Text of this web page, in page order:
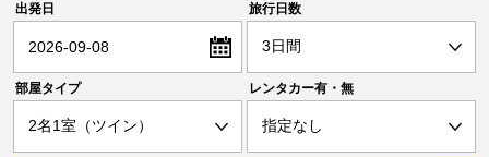
出発日
2026-09-08
旅行日数
部屋タイプ レンタカー有・無